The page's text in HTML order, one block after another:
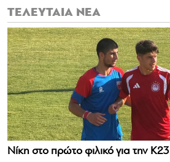
ΤΕΛΕΥΤΑΙΑ ΝΕΑ
Νίκη στο πρώτο φιλικό για την Κ23